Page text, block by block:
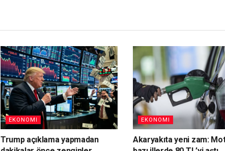
EKONOMI
Trump açıklama yapmadan
EKONOMI
Akaryakıta yeni zam: